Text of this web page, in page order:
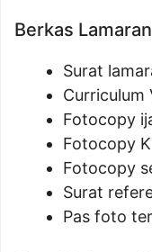
Berkas Lamaran
Surat
Curriculum
Fotocopy
Fotocopy
Fotocopy
Surat
Pas foto